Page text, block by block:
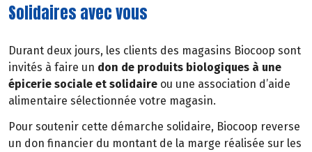
Solidaires avec vous
Durant deux jours, les clients des magasins Biocoop sont
invités à faire un don de produits biologiques à une
épicerie sociale et solidaire ou une association d’aide
alimentaire sélectionnée votre magasin.
Pour soutenir cette démarche solidaire, Biocoop reverse
un don financier du montant de la marge réalisée sur les